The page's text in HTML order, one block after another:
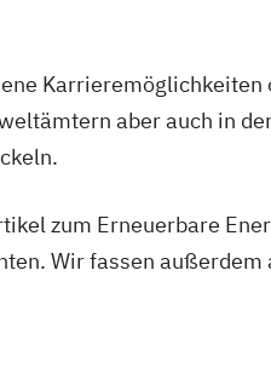
Karrieremöglichkeiten
aber auch in
zum Erneuerbare
Wir fassen